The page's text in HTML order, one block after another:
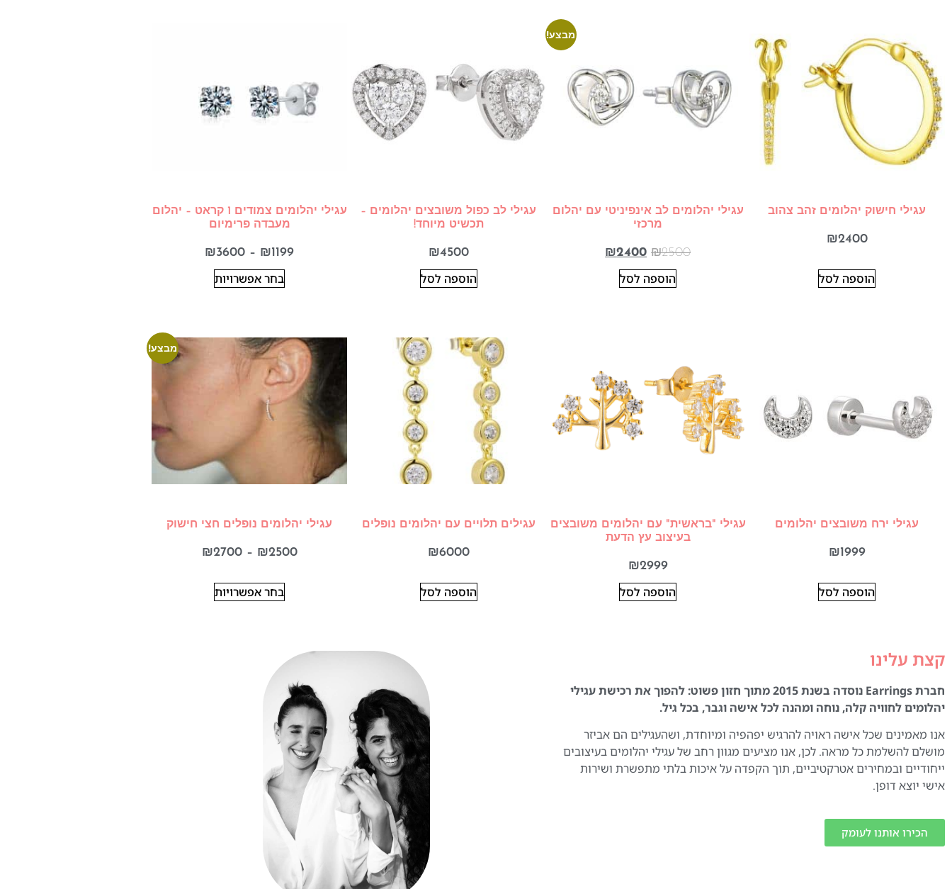
עגילי חישוק יהלומים זהב צהוב
₪2400
הוספה לסל
מבצע!
עגילי יהלומים לב אינפיניטי עם יהלום
מרכזי
₪2500
₪2400
הוספה לסל
עגילי לב כפול משובצים יהלומים –
תכשיט מיוחד!
₪4500
הוספה לסל
עגילי יהלומים צמודים 1 קראט – יהלום
מעבדה פרימיום
₪1199
–
₪3600
בחר אפשרויות
עגילי ירח משובצים יהלומים
₪1999
הוספה לסל
עגילי "בראשית" עם יהלומים משובצים
בעיצוב עץ הדעת
₪2999
הוספה לסל
עגילים תלויים עם יהלומים נופלים
₪6000
הוספה לסל
מבצע!
עגילי יהלומים נופלים חצי חישוק
₪2500
–
₪2700
בחר אפשרויות
קצת עלינו
חברת Earrings נוסדה בשנת 2015 מתוך חזון פשוט: להפוך את רכישת עגילי
יהלומים לחוויה קלה, נוחה ומהנה לכל אישה וגבר, בכל גיל.
אנו מאמינים שכל אישה ראויה להרגיש יפהפיה ומיוחדת, ושהעגילים הם אביזר
מושלם להשלמת כל מראה. לכן, אנו מציעים מגוון רחב של עגילי יהלומים בעיצובים
ייחודיים ובמחירים אטרקטיביים, תוך הקפדה על איכות בלתי מתפשרת ושירות
אישי יוצא דופן.
הכירו אותנו לעומק